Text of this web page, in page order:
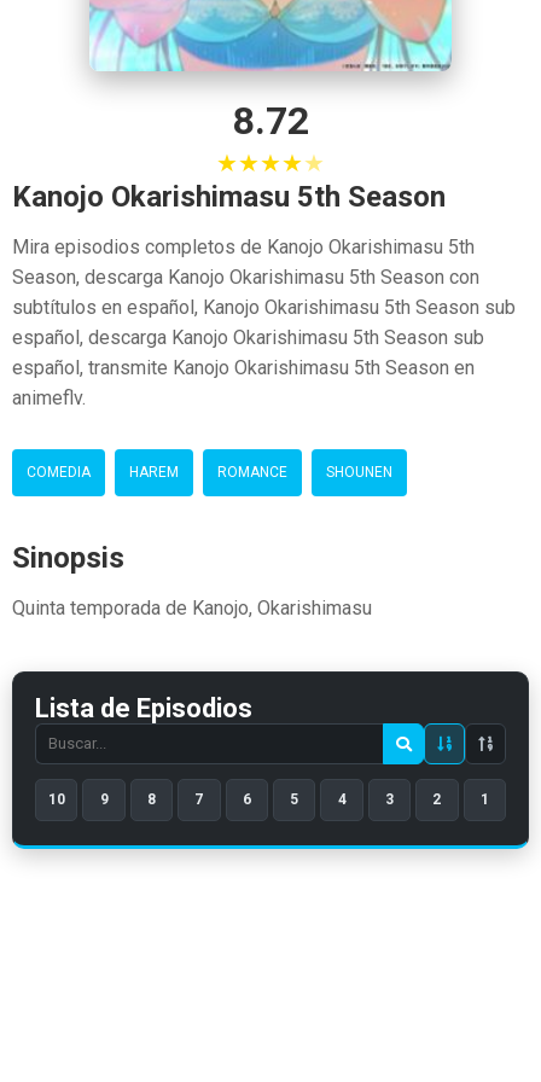
8.72
★★★★★
Kanojo Okarishimasu 5th Season
Mira episodios completos de Kanojo Okarishimasu 5th
Season, descarga Kanojo Okarishimasu 5th Season con
subtítulos en español, Kanojo Okarishimasu 5th Season sub
español, descarga Kanojo Okarishimasu 5th Season sub
español, transmite Kanojo Okarishimasu 5th Season en
animeflv.
COMEDIA HAREM ROMANCE SHOUNEN
Sinopsis
Quinta temporada de Kanojo, Okarishimasu
Lista de Episodios
Search
episode
number
10 9 8 7 6 5 4 3 2 1